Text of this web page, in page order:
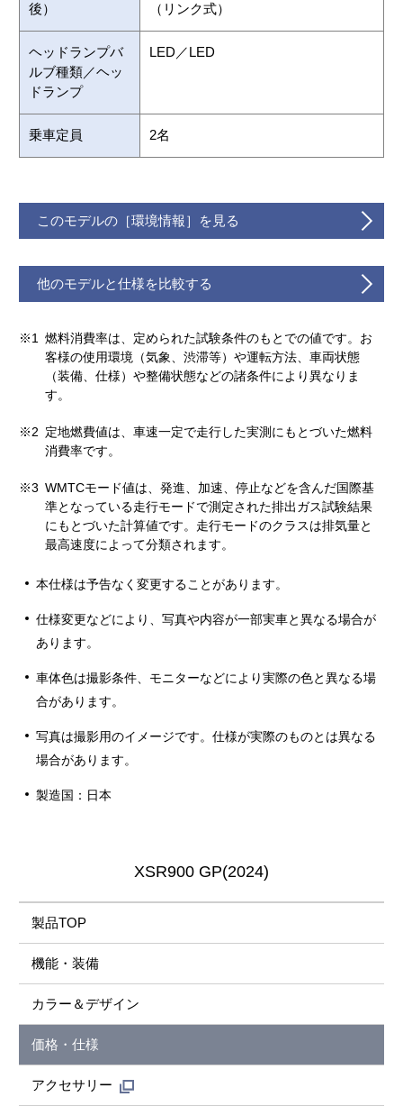
後）
（リンク式）
ヘッドランプバ
ルブ種類／ヘッ
ドランプ
LED／LED
乗車定員 2名
このモデルの［環境情報］を見る
他のモデルと仕様を比較する
※1 燃料消費率は、定められた試験条件のもとでの値です。お
客様の使用環境（気象、渋滞等）や運転方法、車両状態
（装備、仕様）や整備状態などの諸条件により異なりま
す。
※2 定地燃費値は、車速一定で走行した実測にもとづいた燃料
消費率です。
※3 WMTCモード値は、発進、加速、停止などを含んだ国際基
準となっている走行モードで測定された排出ガス試験結果
にもとづいた計算値です。走行モードのクラスは排気量と
最高速度によって分類されます。
本仕様は予告なく変更することがあります。
仕様変更などにより、写真や内容が一部実車と異なる場合が
あります。
車体色は撮影条件、モニターなどにより実際の色と異なる場
合があります。
写真は撮影用のイメージです。仕様が実際のものとは異なる
場合があります。
製造国：日本
XSR900 GP(2024)
製品TOP
機能・装備
カラー＆デザイン
価格・仕様
アクセサリー